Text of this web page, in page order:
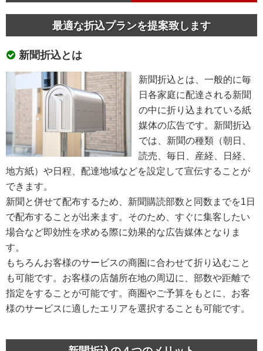
最適な折込プランを提案致します
新聞折込とは
新聞折込とは、一般的に毎
日各家庭に配達される新聞
の中に折り込まれている紙
媒体の広告です。新聞折込
では、新聞の種類（朝日、
読売、毎日、産経、日経、
地方紙）や日程、配達地域などを設定して宣伝することが
できます。
新聞と併せて配布するため、新聞購読部数と同数までを1日
で配布することが出来ます。そのため、すぐに集客したい
場合など即効性を求める際に効果的な広告媒体となりま
す。
もちろんお客様のサービスの商圏に合わせて折り込むこと
も可能です。お客様の店舗所在地の周辺に、部数や距離で
指定をすることが可能です。商圏やご予算をもとに、お客
様のサービスに適したエリアを選択することも可能です。